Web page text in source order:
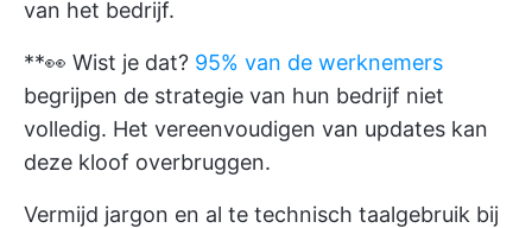
van het bedrijf.
**👀 Wist je dat? 95% van de werknemers
begrijpen de strategie van hun bedrijf niet
volledig. Het vereenvoudigen van updates kan
deze kloof overbruggen.
Vermijd jargon en al te technisch taalgebruik bij